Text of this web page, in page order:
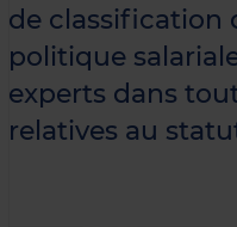
de classification
politique
experts dans
relatives au